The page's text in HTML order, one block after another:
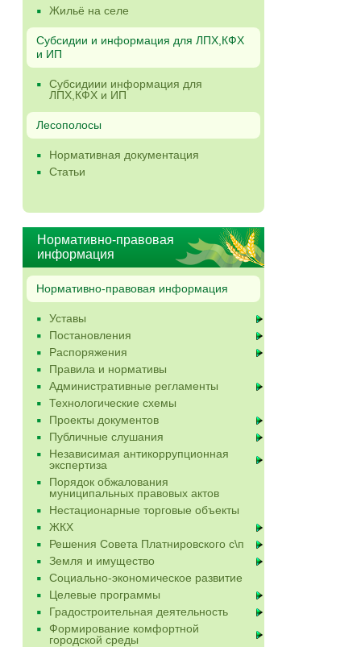
Жильё на селе
Субсидии и информация для ЛПХ,КФХ
и ИП
Субсидиии информация для
ЛПХ,КФХ и ИП
Лесополосы
Нормативная документация
Статьи
Нормативно-правовая
информация
Нормативно-правовая информация
Уставы
Постановления
Распоряжения
Правила и нормативы
Административные регламенты
Технологические схемы
Проекты документов
Публичные слушания
Независимая антикоррупционная
экспертиза
Порядок обжалования
муниципальных правовых актов
Нестационарные торговые объекты
ЖКХ
Решения Совета Платнировского с\п
Земля и имущество
Социально-экономическое развитие
Целевые программы
Градостроительная деятельность
Формирование комфортной
городской среды